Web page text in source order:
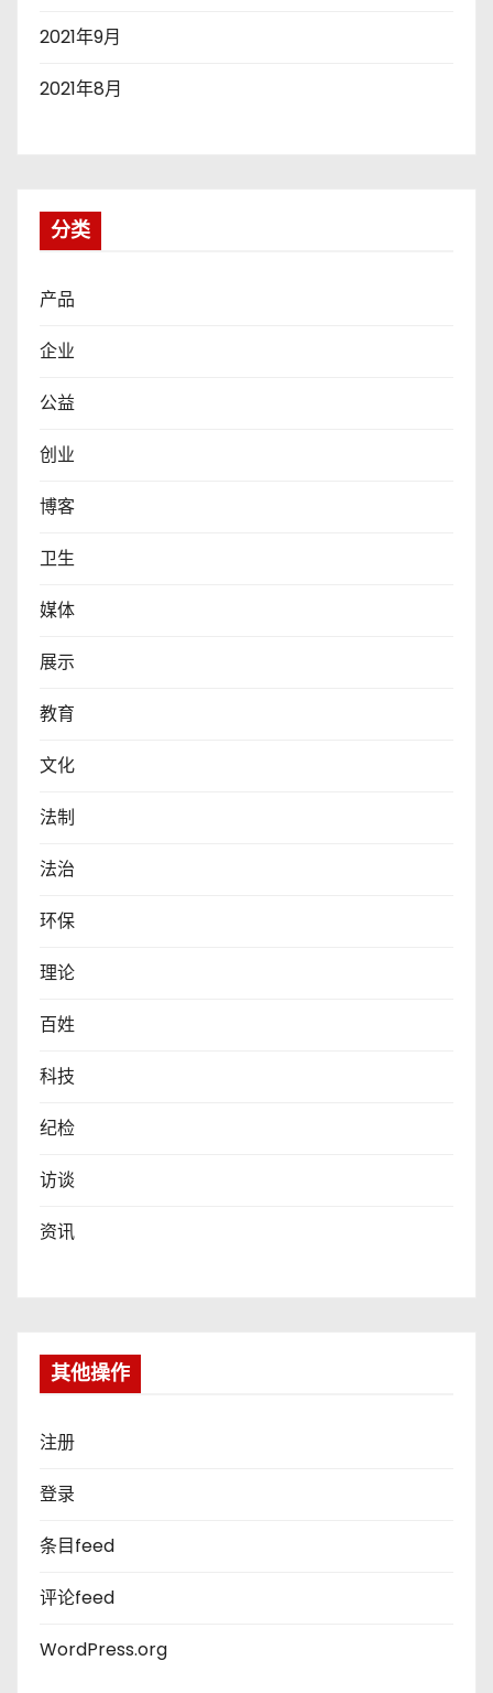
2021年9月
2021年8月
分类
产品
企业
公益
创业
博客
卫生
媒体
展示
教育
文化
法制
法治
环保
理论
百姓
科技
纪检
访谈
资讯
其他操作
注册
登录
条目feed
评论feed
WordPress.org